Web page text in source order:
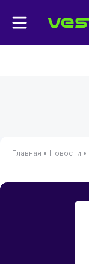
Главная • Новости •